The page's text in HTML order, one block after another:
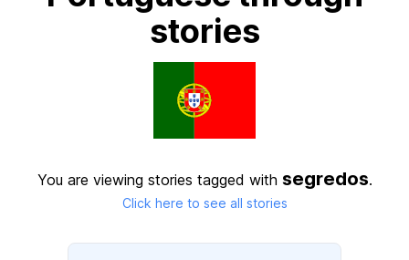
stories
You are viewing stories tagged with segredos.
Click here to see all stories